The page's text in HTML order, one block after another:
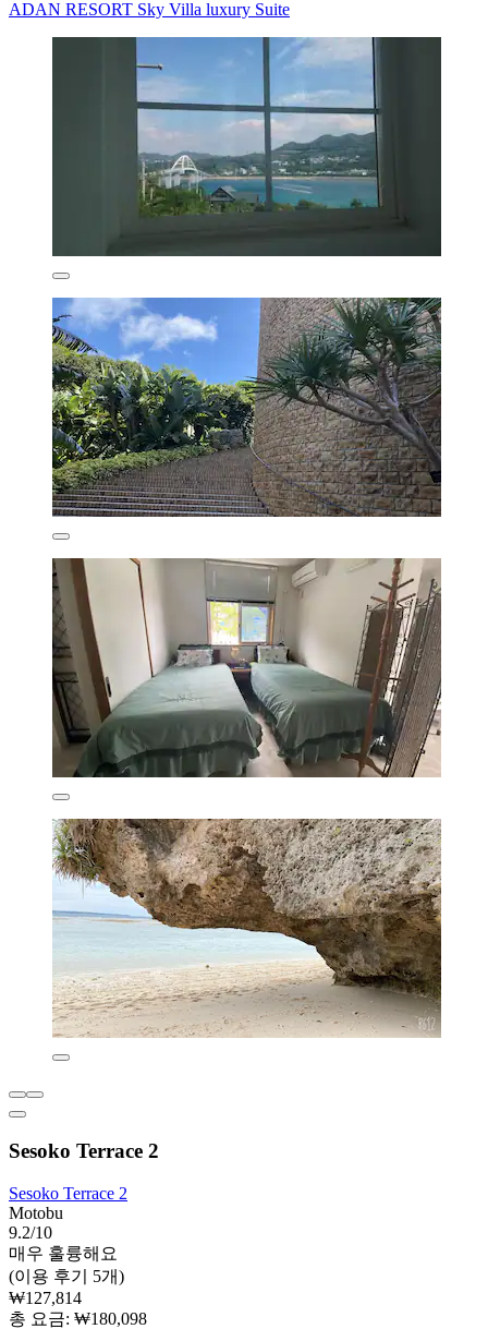
ADAN RESORT Sky Villa luxury Suite
Sesoko Terrace 2
Sesoko Terrace 2
Motobu
9.2/10
매우 훌륭해요
(이용 후기 5개)
₩127,814
총 요금: ₩180,098